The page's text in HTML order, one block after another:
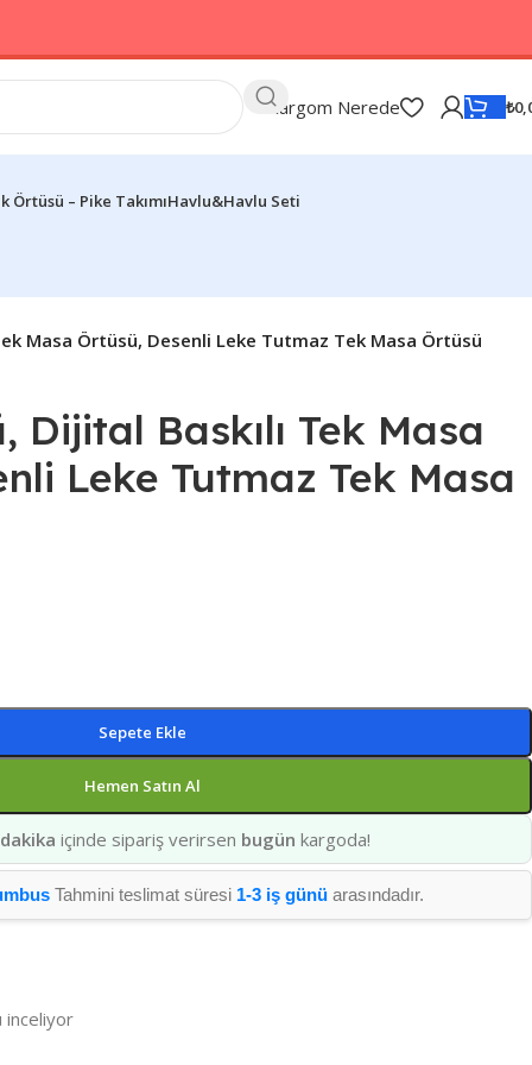
Kargom Nerede ₺
Örtüsü – Pike TakımıHavlu&Havlu Seti
Masa Örtüsü, Desenli Leke Tutmaz Tek Masa Örtüsü
Dijital Baskılı Tek Masa
Leke Tutmaz Tek Masa
Sepete Ekle
Hemen Satın Al
içinde sipariş verirsen bugün kargoda!
Tahmini teslimat süresi 1-3 iş günüarasındadır.
inceliyor